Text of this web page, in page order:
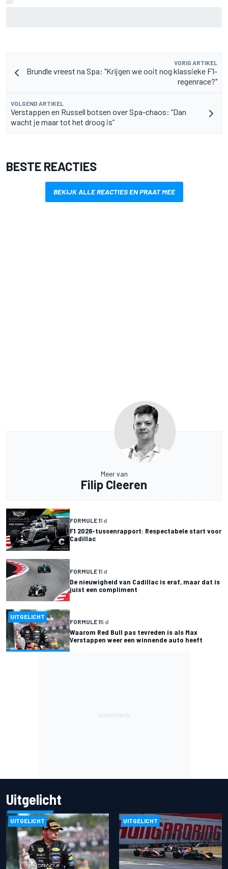
VORIG ARTIKEL
Brundle vreest na Spa: "Krijgen we ooit nog klassieke F1-
regenrace?"
VOLGEND ARTIKEL
Verstappen en Russell botsen over Spa-chaos: “Dan
wacht je maar tot het droog is”
BESTE REACTIES
BEKIJK ALLE REACTIES EN PRAAT MEE
Meer van
Filip Cleeren
FORMULE 11 d
F1 2026-tussenrapport: Respectabele start voor
Cadillac
FORMULE 11 d
De nieuwigheid van Cadillac is eraf, maar dat is
juist een compliment
UITGELICHT
FORMULE 15 d
Waarom Red Bull pas tevreden is als Max
Verstappen weer een winnende auto heeft
Uitgelicht
UITGELICHT UITGELICHT